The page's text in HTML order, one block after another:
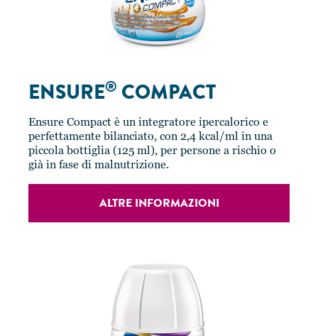
ENSURE® COMPACT
Ensure Compact è un integratore ipercalorico e
perfettamente bilanciato, con 2,4 kcal/ml in una
piccola bottiglia (125 ml), per persone a rischio o
già in fase di malnutrizione.
ALTRE INFORMAZIONI